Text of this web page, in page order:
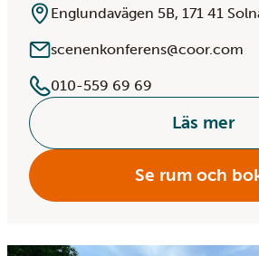
Englundavägen 5B, 171 41
scenenkonferens@coor.com
010-559 69 69
Läs mer
Se rum och